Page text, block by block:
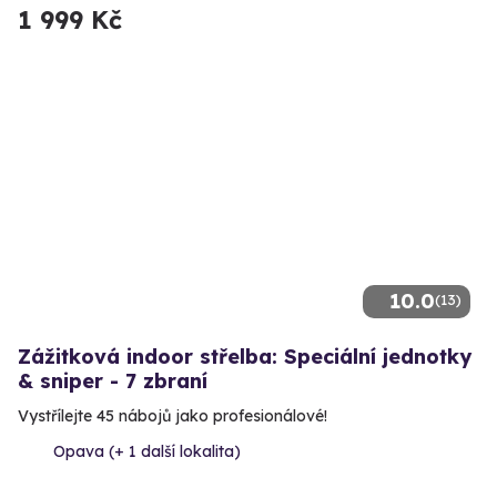
1 999 Kč
10.0(13)
Zážitková indoor střelba: Speciální jednotky
& sniper - 7 zbraní
Vystřílejte 45 nábojů jako profesionálové!
Opava (+ 1 další lokalita)